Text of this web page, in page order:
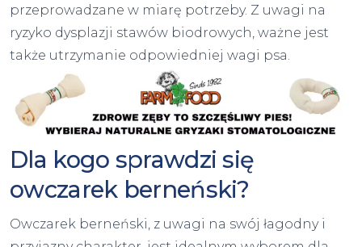
przeprowadzane w miarę potrzeby. Z uwagi na
ryzyko dysplazji stawów biodrowych, ważne jest
także utrzymanie odpowiedniej wagi psa.
Dla kogo sprawdzi się
owczarek berneński?
Owczarek berneński, z uwagi na swój łagodny i